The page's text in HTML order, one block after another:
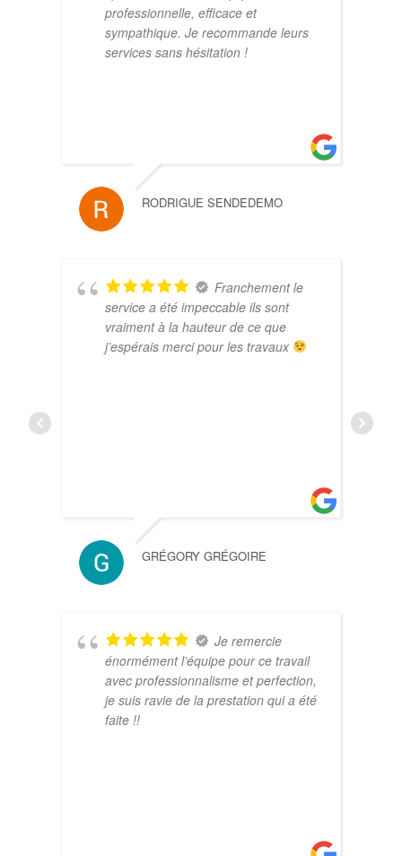
professionnelle, efficace et
sympathique. Je recommande leurs
services sans hésitation !
RODRIGUE SENDEDEMO
Franchement le
service a été impeccable ils sont
vraiment à la hauteur de ce que
j’espérais merci pour les travaux
GRÉGORY GRÉGOIRE
Je remercie
énormément l’équipe pour ce travail
avec professionnalisme et perfection,
je suis ravie de la prestation qui a été
faite !!